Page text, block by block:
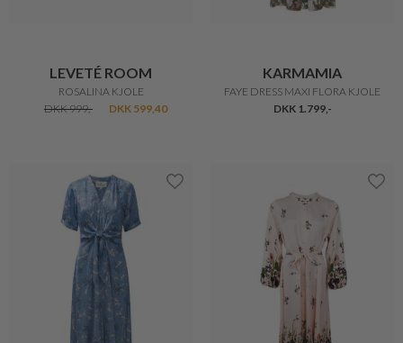
LEVETÉ ROOM
ROSALINA KJOLE
DKK 999,-
DKK 599,40
KARMAMIA
FAYE DRESS MAXI FLORA KJOLE
DKK 1.799,-